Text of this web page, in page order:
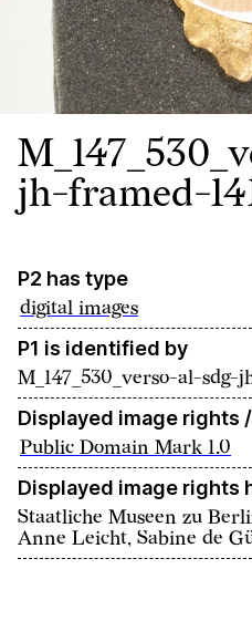
jh-framed-
P2 has type
digital images
P1 is identified by
M_147_530_verso-al-sdg-
Displayed image rights
Public Domain Mark 1.0
Displayed image rights
Staatliche Museen zu
Anne Leicht, Sabine de